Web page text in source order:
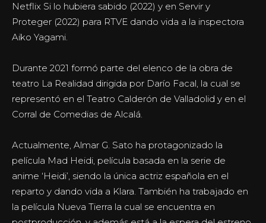
Netflix Si lo hubiera sabido (2022) y en Servir y
Proteger (2022) para RTVE dando vida a la inspectora
Aiko Yagami.
Durante 2021 formó parte del elenco de la obra de
teatro La Realidad dirigida por Darío Facal, la cual se
representó en el Teatro Calderón de Valladolid y en el
Corral de Comedias de Alcalá.
Actualmente, Almar G. Sato ha protagonizado la
película Mad Heidi, película basada en la serie de
anime ‘Heidi’, siendo la única actriz española en el
reparto y dando vida a Klara. También ha trabajado en
la película Nueva Tierra la cual se encuentra en